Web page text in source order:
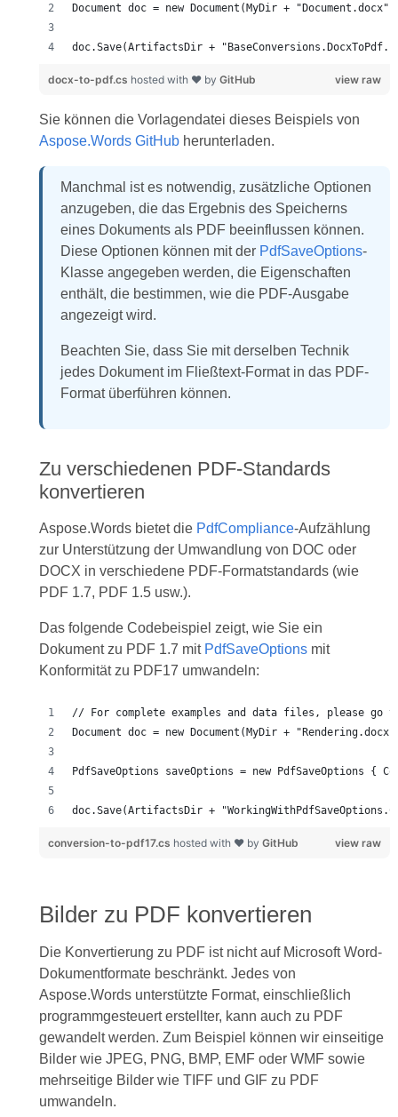
doc.Save(ArtifactsDir +
view raw
docx-to-pdf.cs hosted with ❤ by GitHub
Sie können die Vorlagendatei dieses Beispiels von
Aspose.Words GitHubherunterladen.
Manchmal ist es notwendig, zusätzliche Optionen
anzugeben, die das Ergebnis des Speicherns
eines Dokuments als PDF beeinflussen können.
Diese Optionen können mit der PdfSaveOptions-
Klasse angegeben werden, die Eigenschaften
enthält, die bestimmen, wie die PDF-Ausgabe
angezeigt wird.
Beachten Sie, dass Sie mit derselben Technik
jedes Dokument im Fließtext-Format in das PDF-
Format überführen können.
Zu verschiedenen PDF-Standards
konvertieren
Aspose.Words bietet die PdfCompliance-Aufzählung
zur Unterstützung der Umwandlung von DOC oder
DOCX in verschiedene PDF-Formatstandards (wie
PDF 1.7, PDF 1.5 usw.).
Das folgende Codebeispiel zeigt, wie Sie ein
Dokument zu PDF 1.7 mit PdfSaveOptionsmit
Konformität zu PDF17 umwandeln:
doc.Save(ArtifactsDir +
view raw
conversion-to-pdf17.cs hosted with ❤ by GitHub
Bilder zu PDF konvertieren
Die Konvertierung zu PDF ist nicht auf Microsoft Word-
Dokumentformate beschränkt. Jedes von
Aspose.Words unterstützte Format, einschließlich
programmgesteuert erstellter, kann auch zu PDF
gewandelt werden. Zum Beispiel können wir einseitige
Bilder wie JPEG, PNG, BMP, EMF oder WMF sowie
mehrseitige Bilder wie TIFF und GIF zu PDF
umwandeln.